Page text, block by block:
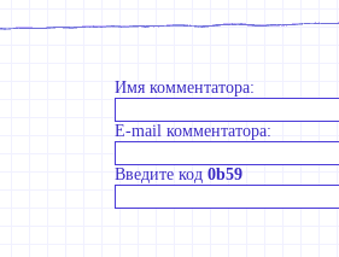
Имя комментатора:
E-mail комментатора:
Введите код 0b59